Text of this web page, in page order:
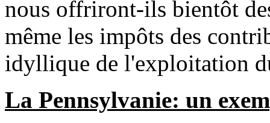
nous offriront-ils bientôt
même les impôts des
idyllique de l'exploitation
La Pennsylvanie: un